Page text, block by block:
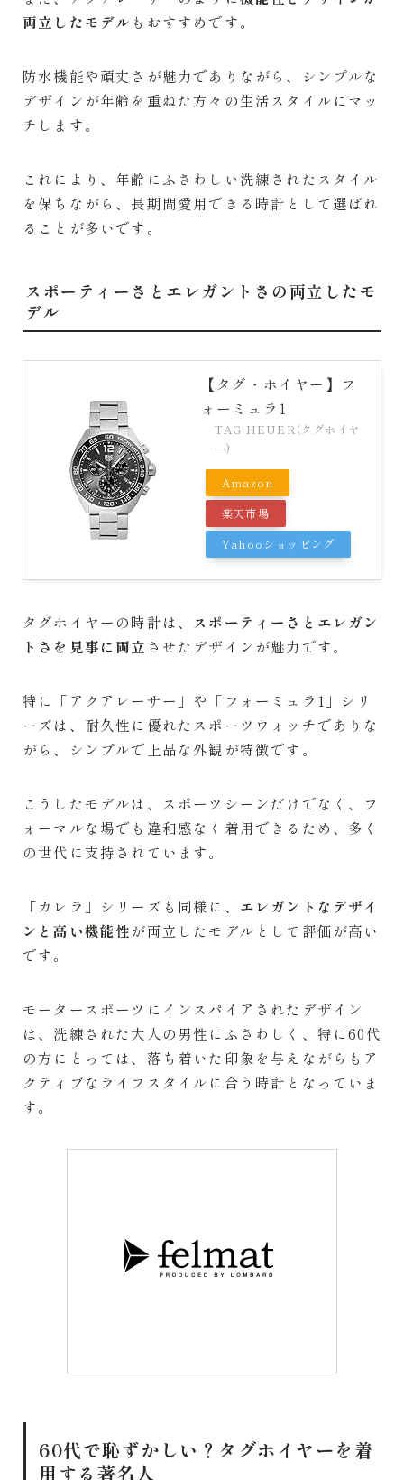
両立したモデル もおすすめです。
防水機能や頑丈さが魅力でありながら、シンプルな
デザインが年齢を重ねた方々の生活スタイルにマッ
チします。
これにより、年齢にふさわしい洗練されたスタイル
を保ちながら、長期間愛用できる時計として選ばれ
ることが多いです。
スポーティーさとエレガントさの両立したモ
デル
【タグ・ホイヤー】フ
ォーミュラ1
TAG HEUER(タグホイヤ
ー)
Amazon
楽天市場
Yahooショッピング
タグホイヤーの時計は、 スポーティーさとエレガン
トさを見事に両立 させたデザインが魅力です。
特に「アクアレーサー」や「フォーミュラ1」シリ
ーズは、耐久性に優れたスポーツウォッチでありな
がら、シンプルで上品な外観が特徴です。
こうしたモデルは、スポーツシーンだけでなく、フ
ォーマルな場でも違和感なく着用できるため、多く
の世代に支持されています。
「カレラ」シリーズも同様に、 エレガントなデザイ
ンと高い機能性が両立したモデルとして評価が高い
です。
モータースポーツにインスパイアされたデザイン
は、洗練された大人の男性にふさわしく、特に60代
の方にとっては、落ち着いた印象を与えながらもア
クティブなライフスタイルに合う時計となっていま
す。
60代で恥ずかしい？タグホイヤーを着
用する著名人